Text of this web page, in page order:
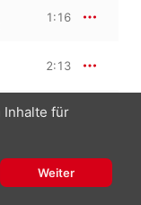
1:16
2:13
0:58
1:30
Inhalte für
Weiter